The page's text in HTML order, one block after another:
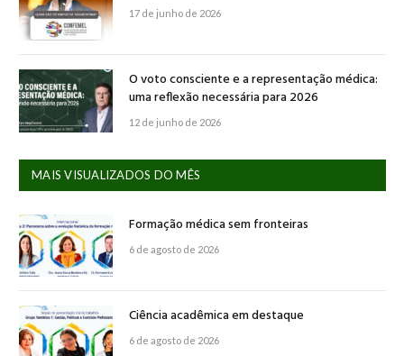
17 de junho de 2026
O voto consciente e a representação médica:
uma reflexão necessária para 2026
12 de junho de 2026
MAIS VISUALIZADOS DO MÊS
Formação médica sem fronteiras
6 de agosto de 2026
Ciência acadêmica em destaque
6 de agosto de 2026